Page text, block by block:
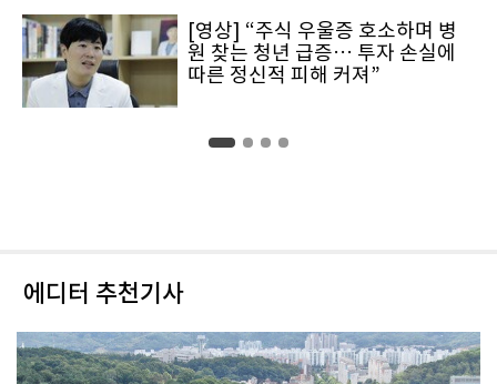
[영상] “주식 우울증 호소하며 병
원 찾는 청년 급증… 투자 손실에
따른 정신적 피해 커져”
에디터 추천기사